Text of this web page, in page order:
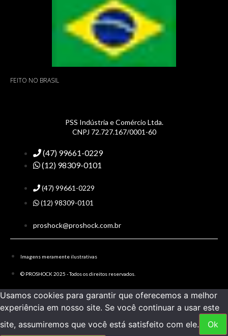
FEITO NO BRASIL
PSS Indústria e Comércio Ltda.
CNPJ 72.727.167/0001-60
(47) 99661-0229
(12) 98309-0101
(47) 99661-0229
(12) 98309-0101
proshock@proshock.com.br
Imagens meramente ilustrativas
© PROSHOCK 2025 - Todos os direitos reservados.
Usamos cookies para garantir que oferecemos a melhor
experiência em nosso site. Se você continuar a usar este
site, assumiremos que você está satisfeito com ele.
Ok